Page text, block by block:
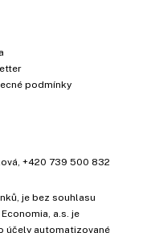
podmínky
+420 739 500 832
je bez souhlasu
a.s. je
účely automatizované